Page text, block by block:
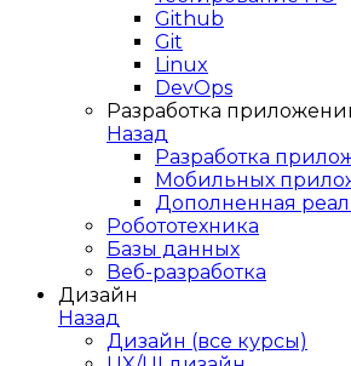
Github
Git
Linux
DevOps
Разработка
Назад
Разработка
Мобильных
Дополненная
Робототехника
Базы данных
Веб-разработка
Дизайн
Назад
Дизайн (все курсы)